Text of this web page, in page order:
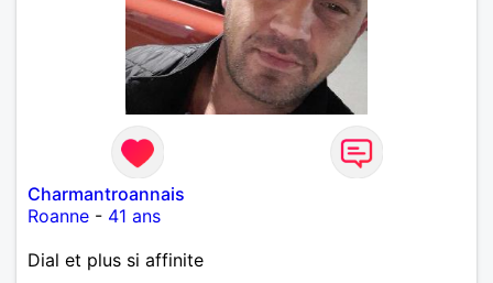
Charmantroannais
Roanne - 41 ans
Dial et plus si affinite